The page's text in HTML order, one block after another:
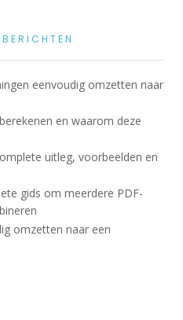
eenvoudig omzetten naar
en waarom deze
uitleg, voorbeelden en
gids om meerdere PDF-
omzetten naar een